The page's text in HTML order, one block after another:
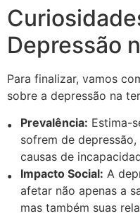
Depressão
Para finalizar, vamos
sobre a depressão na
Prevalência: Estima-
sofrem de
causas de
Impacto Social: A
afetar não apenas a
mas também suas